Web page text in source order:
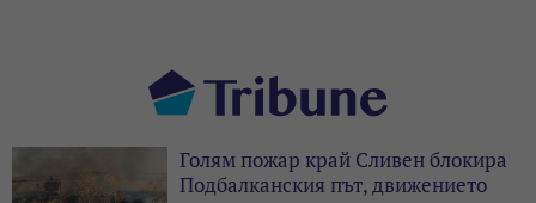
Голям пожар край Сливен блокира
Подбалканския път, движението